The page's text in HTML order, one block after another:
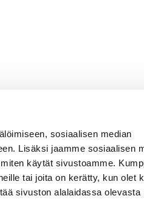
sosiaalisen median
Lisäksi jaamme sosiaalisen
käytät sivustoamme.
tai joita on kerätty, kun olet
sivuston alalaidassa olevasta